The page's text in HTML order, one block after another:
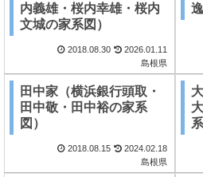
内義雄・桜内幸雄・桜内
文城の家系図）
2018.08.30
2026.01.11
島根県
田中家（横浜銀行頭取・
田中敬・田中裕の家系
図）
2018.08.15
2024.02.18
島根県